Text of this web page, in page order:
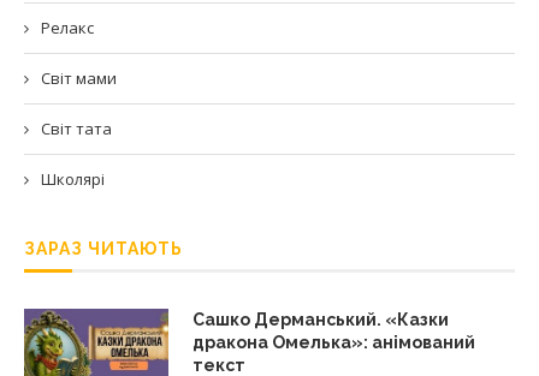
Релакс
Світ мами
Світ тата
Школярі
ЗАРАЗ ЧИТАЮТЬ
Сашко Дерманський. «Казки
дракона Омелька»: анімований
текст